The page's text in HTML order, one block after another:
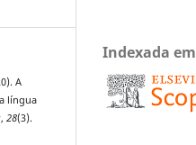
A
língua
,28(3).
Indexada em